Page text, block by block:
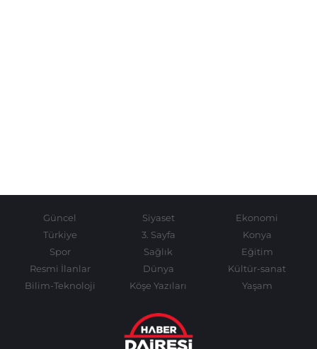
Güncel Siyaset
Ekonomi
Türkiye
3. Sayfa
Konya
Spor
Sağlık
Eğitim
Resmi İlanlar
Dünya
Kültür-sanat
Bilim-Teknoloji
Köşe Yazıları Yaşam